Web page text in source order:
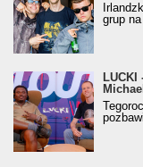
grup